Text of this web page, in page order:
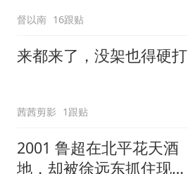
督以南 16跟贴
来都来了，没架也得硬打
茜茜剪影 1跟贴
2001 鲁超在北平花天酒
地，却被徐远东抓住现